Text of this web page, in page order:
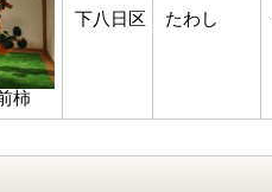
柿
下八日区 たわし